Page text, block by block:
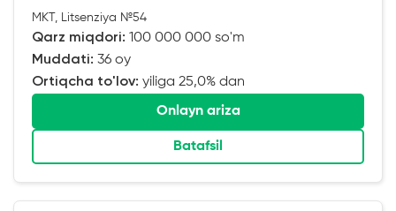
MKT, Litsenziya №54
Qarz miqdori: 100 000 000 so'm
Muddati: 36 oy
Ortiqcha to'lov: yiliga 25,0% dan
Onlayn ariza
Batafsil